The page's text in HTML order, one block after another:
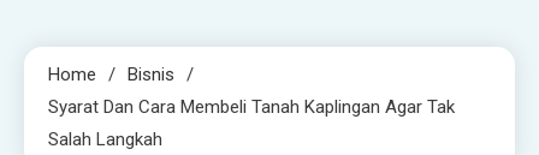
Home
Bisnis
Syarat Dan Cara Membeli Tanah Kaplingan Agar Tak
Salah Langkah